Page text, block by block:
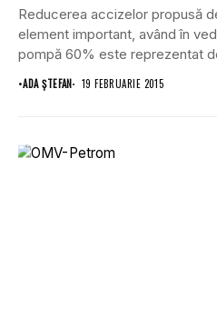
Reducerea accizelor propusă
element important, având în
pompă 60% este reprezentat
•ADA ȘTEFAN 19 FEBRUARIE 2015